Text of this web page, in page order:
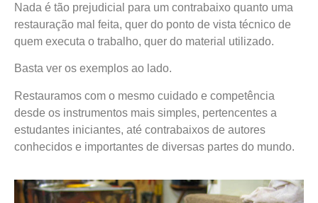
Nada é tão prejudicial para um contrabaixo quanto uma
restauração mal feita, quer do ponto de vista técnico de
quem executa o trabalho, quer do material utilizado.
Basta ver os exemplos ao lado.
Restauramos com o mesmo cuidado e competência
desde os instrumentos mais simples, pertencentes a
estudantes iniciantes, até contrabaixos de autores
conhecidos e importantes de diversas partes do mundo.